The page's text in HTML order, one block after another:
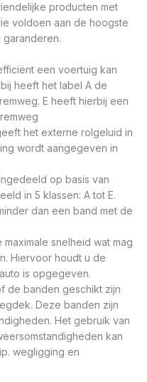
producten met
voldoen aan de hoogste
garanderen.
een voertuig kan
heeft het label A de
E heeft hierbij een
het externe rolgeluid in
wordt aangegeven in
op basis van
in 5 klassen: A tot E.
dan een band met de
snelheid wat mag
Hiervoor houdt u de
is opgegeven.
de banden geschikt zijn
Deze banden zijn
Het gebruik van
kan
wegligging en